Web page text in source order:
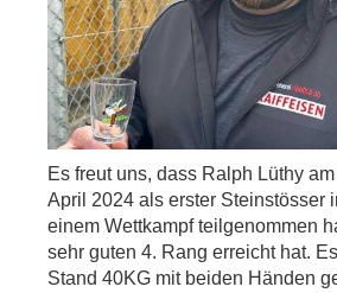
Es freut uns, dass Ralph Lüthy
April 2024 als erster Steinstösser
einem Wettkampf teilgenommen
sehr guten 4. Rang erreicht hat.
Stand 40KG mit beiden Händen